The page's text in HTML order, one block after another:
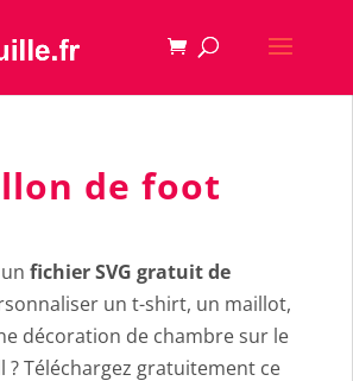
de foot
fichier SVG gratuit de
un t-shirt, un maillot,
décoration de chambre sur le
Téléchargez gratuitement ce